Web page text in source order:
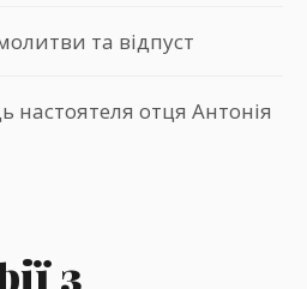
та відпуст
настоятеля отця Антонія
з